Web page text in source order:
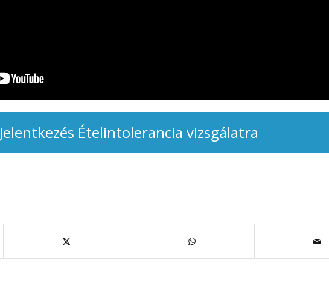
Jelentkezés Ételintolerancia vizsgálatra